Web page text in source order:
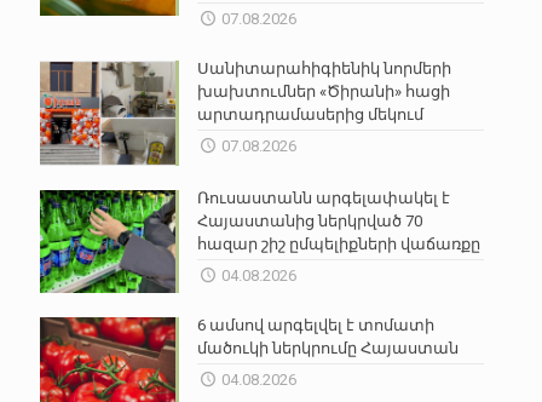
07.08.2026
Սանիտարահիգիենիկ նորմերի
խախտումներ «Ծիրանի» հացի
արտադրամասերից մեկում
07.08.2026
Ռուսաստանն արգելափակել է
Հայաստանից ներկրված 70
հազար շիշ ըմպելիքների վաճառքը
04.08.2026
6 ամսով արգելվել է տոմատի
մածուկի ներկրումը Հայաստան
04.08.2026